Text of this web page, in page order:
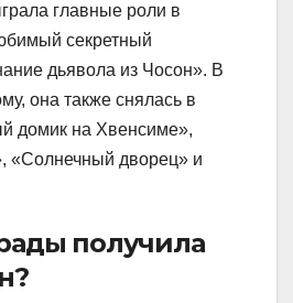
главные роли в
секретный
дьявола из Чосон». В
она также снялась в
домик на Хвенсиме»,
«Солнечный дворец» и
получила